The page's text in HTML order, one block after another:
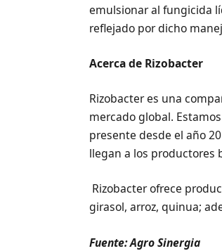
emulsionar al fungicida
reflejado por dicho
Acerca de Rizobacter
Rizobacter es una
mercado global.
presente desde el año
llegan a los productores
Rizobacter ofrece
girasol, arroz, quinua;
Fuente: Agro Sinergia